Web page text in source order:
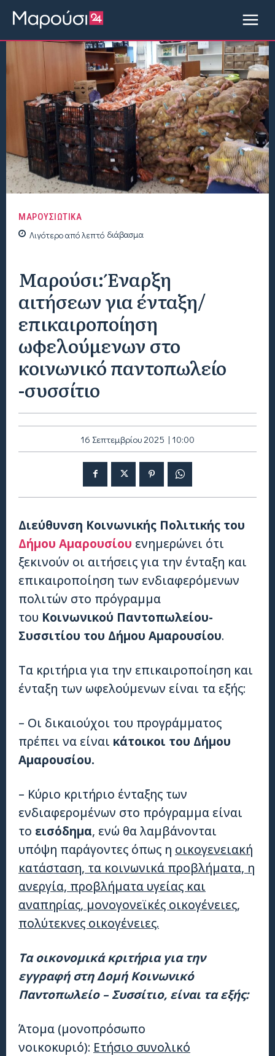
ΜΑΡΟΥΣΙΩΤΙΚΑ
Λιγότερο απόλεπτό διάβασμα
Μαρούσι: Έναρξη
αιτήσεων για ένταξη/
επικαιροποίηση
ωφελούμενων στο
κοινωνικό παντοπωλείο
-συσσίτιο
16 Σεπτεμβρίου 2025 | 10:00
Διεύθυνση Κοινωνικής Πολιτικής του
Δήμου Αμαρουσίου ενημερώνει ότι
ξεκινούν οι αιτήσεις για την ένταξη και
επικαιροποίηση των ενδιαφερόμενων
πολιτών στο πρόγραμμα
του Κοινωνικού Παντοπωλείου-
Συσσιτίου του Δήμου Αμαρουσίου.
Τα κριτήρια για την επικαιροποίηση και
ένταξη των ωφελούμενων είναι τα εξής:
– Οι δικαιούχοι του προγράμματος
πρέπει να είναι κάτοικοι του Δήμου
Αμαρουσίου.
– Κύριο κριτήριο ένταξης των
ενδιαφερομένων στο πρόγραμμα είναι
το εισόδημα, ενώ θα λαμβάνονται
υπόψη παράγοντες όπως η οικογενειακή
κατάσταση, τα κοινωνικά προβλήματα, η
ανεργία, προβλήματα υγείας και
αναπηρίας, μονογονεϊκές οικογένειες,
πολύτεκνες οικογένειες.
Τα οικονομικά κριτήρια για την
εγγραφή στη Δομή Κοινωνικό
Παντοπωλείο – Συσσίτιο, είναι τα εξής:
Άτομα (μονοπρόσωπο
νοικοκυριό): Ετήσιο συνολικό